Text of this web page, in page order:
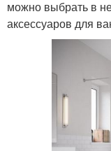
можно выбрать в
аксессуаров для